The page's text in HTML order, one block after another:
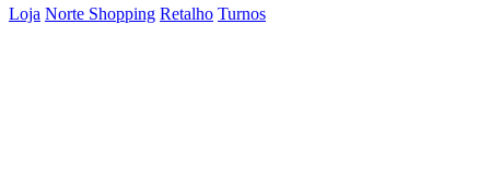
Loja Norte Shopping Retalho Turnos